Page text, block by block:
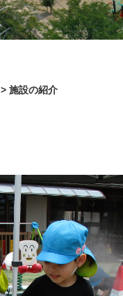
> 施設の紹介